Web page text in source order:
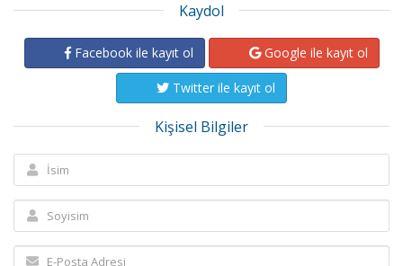
Kaydol
Facebook ile kayıt ol Google ile kayıt ol
Twitter ile kayıt ol
Kişisel Bilgiler